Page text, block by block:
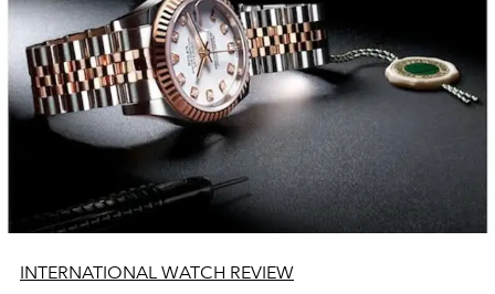
INTERNATIONAL WATCH REVIEW